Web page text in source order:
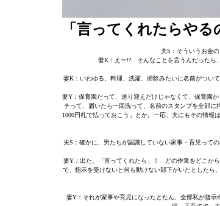
「言ってくれたらや
夫S：そういうお金
妻K：えー!? そんなことを言うんだったら
妻K：いわゆる、料理、洗濯、掃除みたいに名前がつい
妻Y：保育園だって、送り迎えだけじゃなくて、保育園
チって、届いたら一回洗って、名前のスタンプを全部
1000円札で払っておこう」とか。一応、夫にもその情
夫S：確かに、男たちが認識していない家事・育児って
妻Y：出た、「言ってくれたら」！ どの作業をどこか
で、指示を受けないと何も動けない部下がいたとしたら
妻Y：それが家事や育児になったとたん、全部私が指